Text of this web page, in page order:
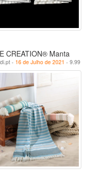
CREATION® Manta
- 16 de Julho de 2021 - 9.99